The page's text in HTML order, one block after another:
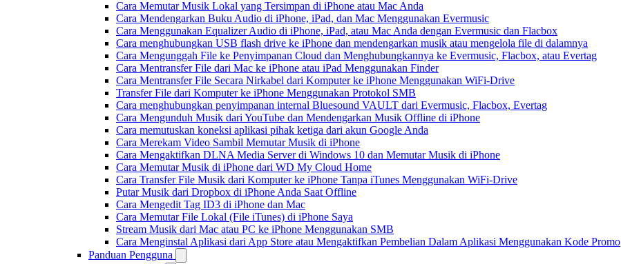
Cara Memutar Musik Lokal yang Tersimpan di iPhone atau Mac Anda
Cara Mendengarkan Buku Audio di iPhone, iPad, dan Mac Menggunakan Evermusic
Cara Menggunakan Equalizer Audio di iPhone, iPad, atau Mac Anda dengan Evermusic dan Flacbox
Cara menghubungkan USB flash drive ke iPhone dan mendengarkan musik atau mengelola file di dalamnya
Cara Mengunggah File ke Penyimpanan Cloud dan Menghubungkannya ke Evermusic, Flacbox, atau Evertag
Cara Mentransfer File dari Mac ke iPhone atau iPad Menggunakan Finder
Cara Mentransfer File Secara Nirkabel dari Komputer ke iPhone Menggunakan WiFi-Drive
Transfer File dari Komputer ke iPhone Menggunakan Protokol SMB
Cara menghubungkan penyimpanan internal Bluesound VAULT dari Evermusic, Flacbox, Evertag
Cara Mengunduh Musik dari YouTube dan Mendengarkan Musik Offline di iPhone
Cara memutuskan koneksi aplikasi pihak ketiga dari akun Google Anda
Cara Merekam Video Sambil Memutar Musik di iPhone
Cara Mengaktifkan DLNA Media Server di Windows 10 dan Memutar Musik di iPhone
Cara Memutar Musik di iPhone dari WD My Cloud Home
Cara Transfer File Musik dari Komputer ke iPhone Tanpa iTunes Menggunakan WiFi-Drive
Putar Musik dari Dropbox di iPhone Anda Saat Offline
Cara Mengedit Tag ID3 di iPhone dan Mac
Cara Memutar File Lokal (File iTunes) di iPhone Saya
Stream Musik dari Mac atau PC ke iPhone Menggunakan SMB
Cara Menginstal Aplikasi dari App Store atau Mengaktifkan Pembelian Dalam Aplikasi Menggunakan Kode Promo
Panduan Pengguna